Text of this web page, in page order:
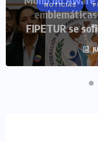
NOTICIAS
FIPETUR se